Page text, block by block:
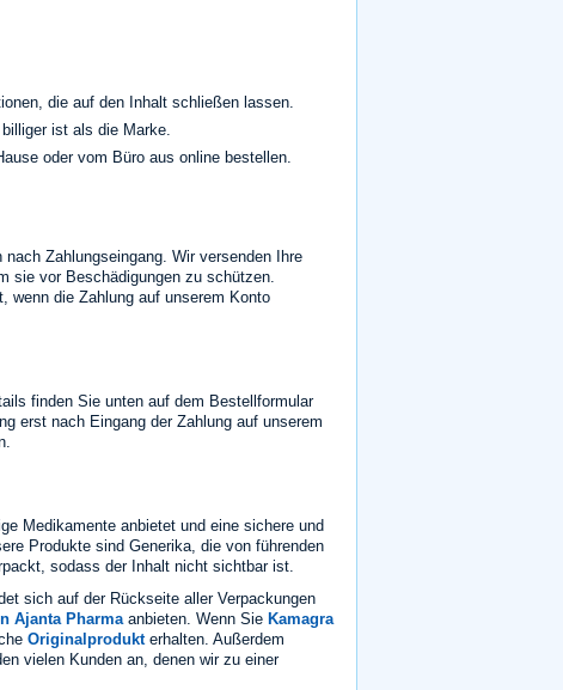
die auf den Inhalt schließen lassen.
ist als die Marke.
oder vom Büro aus online bestellen.
Zahlungseingang. Wir versenden Ihre
sie vor Beschädigungen zu schützen.
wenn die Zahlung auf unserem Konto
finden Sie unten auf dem Bestellformular
erst nach Eingang der Zahlung auf unserem
Medikamente anbietet und eine sichere und
Produkte sind Generika, die von führenden
sodass der Inhalt nicht sichtbar ist.
sich auf der Rückseite aller Verpackungen
Ajanta Pharma anbieten. Wenn Sie Kamagra
Originalprodukterhalten. Außerdem
vielen Kunden an, denen wir zu einer